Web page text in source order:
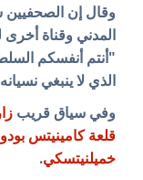
وقال إن الصحفيين
المدني وقناة
"أنتم أنفسكم
الذي لا ينبغي
وفي سياق قريب
قلعة كامينيتس
خميلنيتسكي.